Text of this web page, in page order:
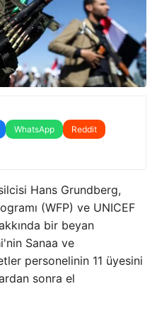
WhatsApp
Reddit
Hans Grundberg,
(WFP) ve UNICEF
bir beyan
Sanaa ve
personelinin 11 üyesini
sonra el